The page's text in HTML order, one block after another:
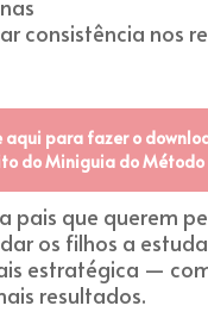
consistência nos
aqui para fazer o
do Miniguia do Método
pais que querem
os filhos a
estratégica —
resultados.